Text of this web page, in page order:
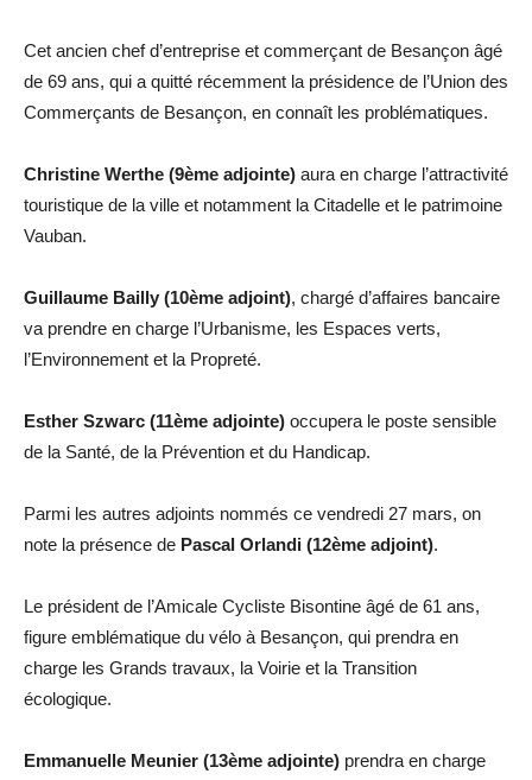
Cet ancien chef d’entreprise et commerçant de Besançon âgé
de 69 ans, qui a quitté récemment la présidence de l’Union des
Commerçants de Besançon, en connaît les problématiques.
Christine Werthe (9ème adjointe) aura en charge l’attractivité
touristique de la ville et notamment la Citadelle et le patrimoine
Vauban.
Guillaume Bailly (10ème adjoint), chargé d’affaires bancaire
va prendre en charge l’Urbanisme, les Espaces verts,
l’Environnement et la Propreté.
Esther Szwarc (11ème adjointe) occupera le poste sensible
de la Santé, de la Prévention et du Handicap.
Parmi les autres adjoints nommés ce vendredi 27 mars, on
note la présence de Pascal Orlandi (12ème adjoint).
Le président de l’Amicale Cycliste Bisontine âgé de 61 ans,
figure emblématique du vélo à Besançon, qui prendra en
charge les Grands travaux, la Voirie et la Transition
écologique.
Emmanuelle Meunier (13ème adjointe) prendra en charge